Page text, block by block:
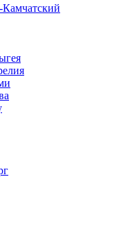
Камчатский